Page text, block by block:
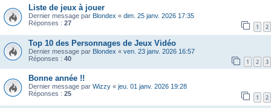
Liste de jeux à jouer
Dernier message par Blondex « dim. 25 janv. 2026 17:35
Réponses : 27 1 2
Top 10 des Personnages de Jeux Vidéo
Dernier message par Blondex « ven. 23 janv. 2026 16:57
Réponses : 40 1 2 3
Bonne année !!
Dernier message par Wizzy « jeu. 01 janv. 2026 19:28
Réponses : 25 1 2